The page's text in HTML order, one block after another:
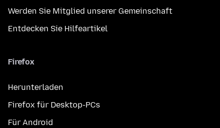
Werden Sie Mitglied unserer Gemeinschaft
Entdecken Sie Hilfeartikel
Firefox
Herunterladen
Firefox für Desktop-PCs
Für Android